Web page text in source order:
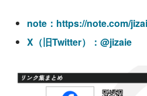
note：https://note.com/
X（旧Twitter）：@jizaie